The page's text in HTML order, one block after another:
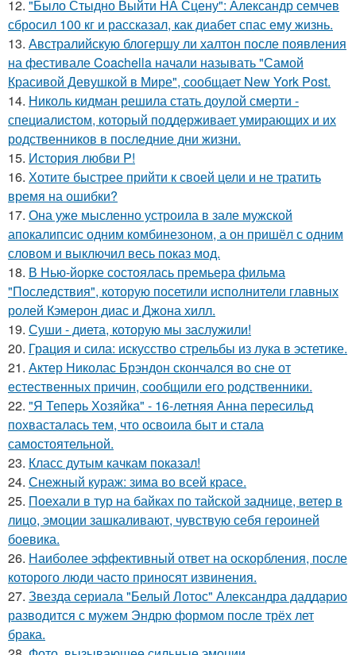
12. "Было Стыдно Выйти НА Сцену": Александр семчев
сбросил 100 кг и рассказал, как диабет спас ему жизнь.
13. Австралийскую блогершу ли халтон после появления
на фестивале Coachella начали называть "Самой
Красивой Девушкой в Мире", сообщает New York Post.
14. Николь кидман решила стать доулой смерти -
специалистом, который поддерживает умирающих и их
родственников в последние дни жизни.
15. История любви P!
16. Хотите быстрее прийти к своей цели и не тратить
время на ошибки?
17. Она уже мысленно устроила в зале мужской
апокалипсис одним комбинезоном, а он пришёл с одним
словом и выключил весь показ мод.
18. В Нью-йорке состоялась премьера фильма
"Последствия", которую посетили исполнители главных
ролей Кэмерон диас и Джона хилл.
19. Суши - диета, которую мы заслужили!
20. Грация и сила: искусство стрельбы из лука в эстетике.
21. Актер Николас Брэндон скончался во сне от
естественных причин, сообщили его родственники.
22. "Я Теперь Хозяйка" - 16-летняя Анна пересильд
похвасталась тем, что освоила быт и стала
самостоятельной.
23. Класс дутым качкам показал!
24. Снежный кураж: зима во всей красе.
25. Поехали в тур на байках по тайской заднице, ветер в
лицо, эмоции зашкаливают, чувствую себя героиней
боевика.
26. Наиболее эффективный ответ на оскорбления, после
которого люди часто приносят извинения.
27. Звезда сериала "Белый Лотос" Александра даддарио
разводится с мужем Эндрю формом после трёх лет
брака.